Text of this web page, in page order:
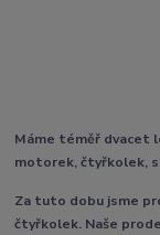
Máme téměř dvacet
motorek, čtyřkolek,
Za tuto dobu jsme
čtyřkolek. Naše